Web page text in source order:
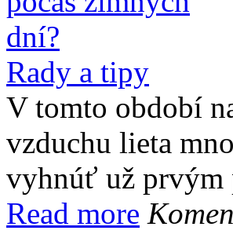
Rady a tipy
V tomto období
vzduchu lieta
vyhnúť už prvým
Read more